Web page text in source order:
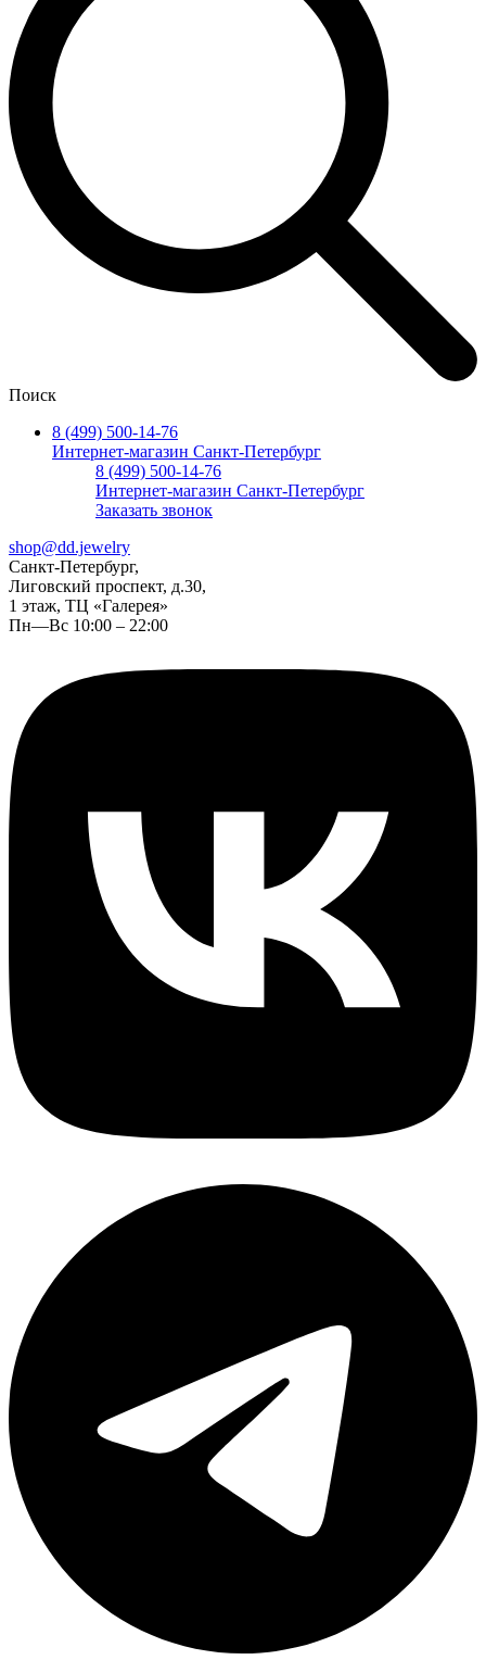
Поиск
8 (499) 500-14-76
Интернет-магазин Санкт-Петербург
8 (499) 500-14-76
Интернет-магазин Санкт-Петербург
Заказать звонок
shop@dd.jewelry
Санкт-Петербург,
Лиговский проспект, д.30,
1 этаж, ТЦ «Галерея»
Пн—Вс 10:00 – 22:00